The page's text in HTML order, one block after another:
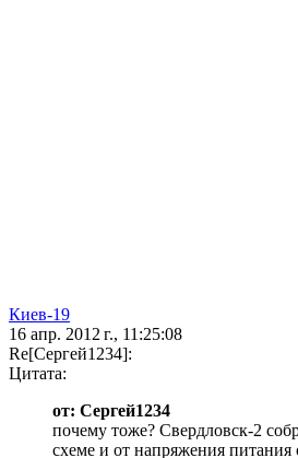
Киев-19
16 апр. 2012 г., 11:25:08
Re[Сергей1234]:
Цитата:
от: Сергей1234
почему тоже? Свердловск-2
схеме и от напряжения питания